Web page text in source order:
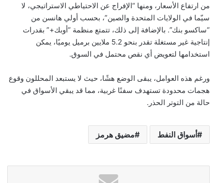
من ارتفاع الأسعار، ومنها “الإفراج عن الاحتياطي الاستراتيجي، لا
سيّما في الولايات المتحدة والصين”، بحسب أولي هانسن من
“ساكسو بنك”. بالإضافة إلى ذلك، تتمتع منظمة “أوبك+” بقدرات
إنتاجية غير مستغلة تقدر بنحو 5.2 ملايين برميل يوميًا، يمكن
استخدامها لتعويض أي نقص محتمل في السوق.
ورغم هذه العوامل، يبقى الوضع هشًا، حيث لا يستبعد المحللون وقوع
هجمات محدودة تستهدف سفنًا غربية، مما قد يبقي الأسواق في
حالة من التوتر الحذر.
أسواق النفط مضيق هرمز